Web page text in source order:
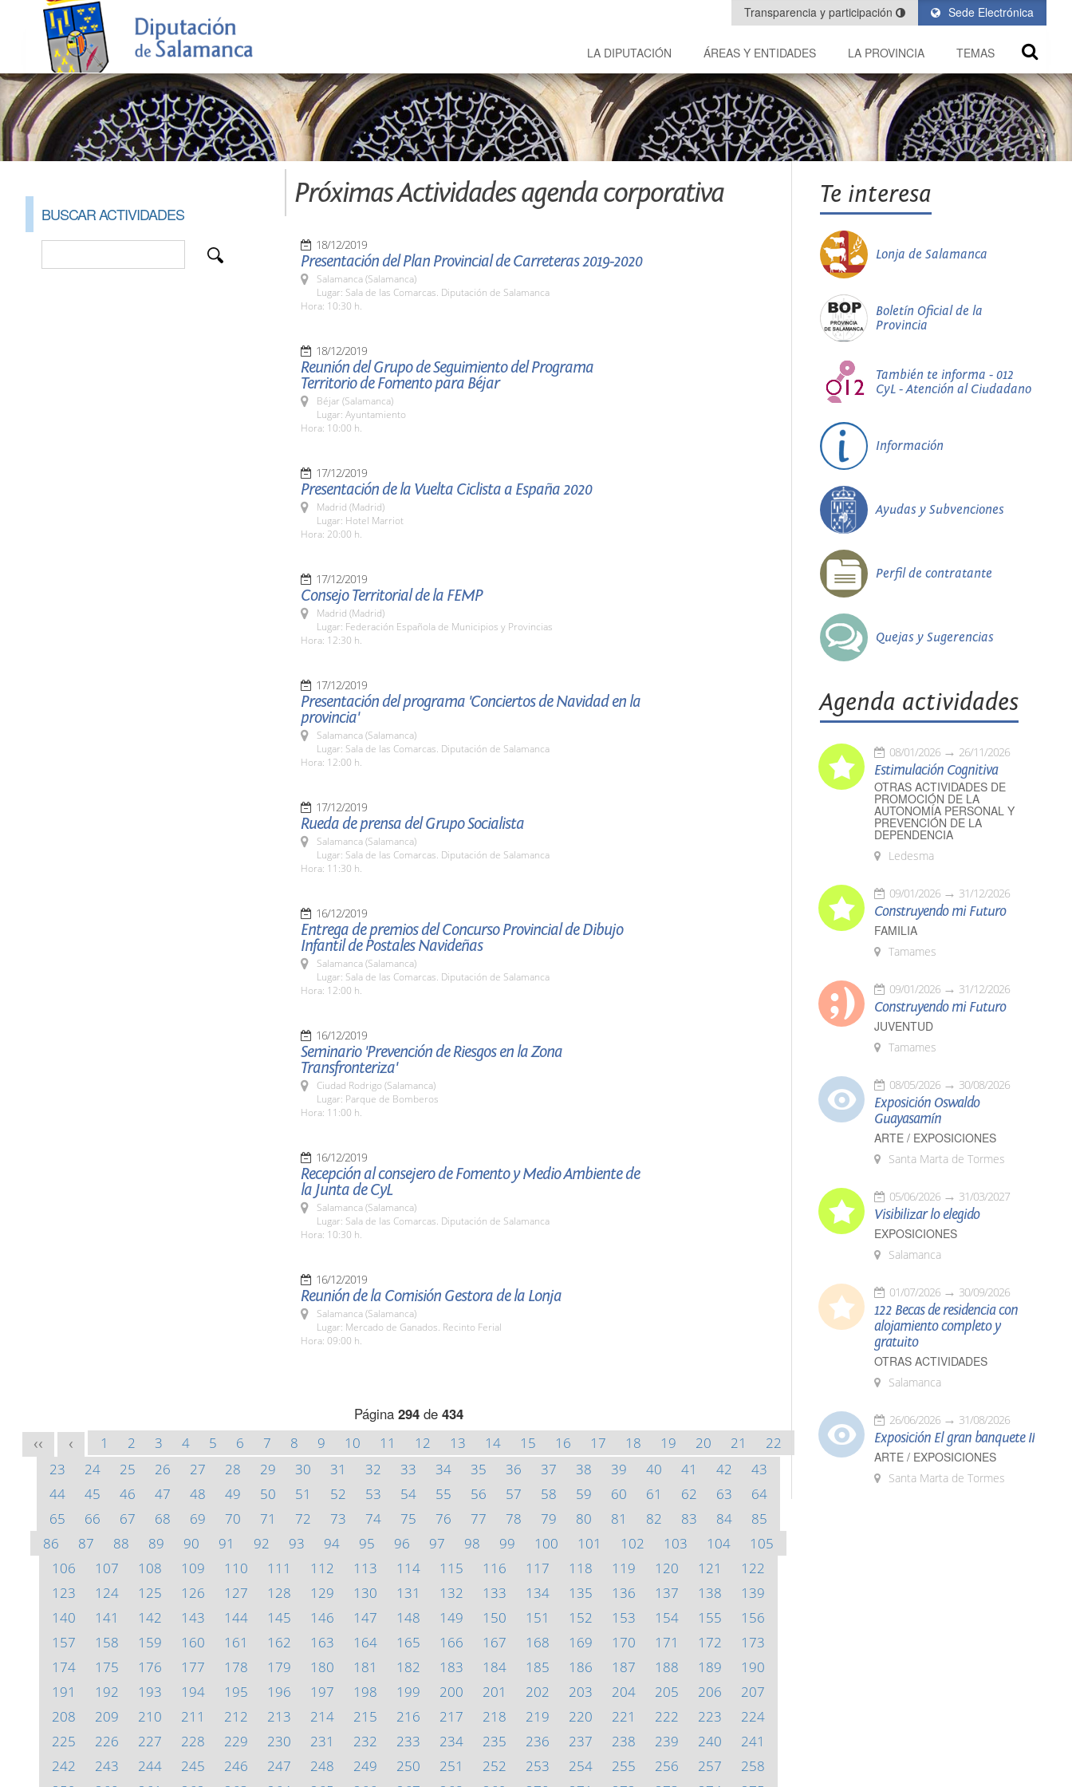
Sede Electrónica
Transparencia y participación
LA DIPUTACIÓN ÁREAS Y ENTIDADES LA PROVINCIA TEMAS
BUSCAR ACTIVIDADES
Próximas Actividades agenda corporativa
18/12/2019
Presentación del Plan Provincial de Carreteras 2019-2020
Salamanca (Salamanca)
Lugar: Sala de las Comarcas. Diputación de Salamanca
Hora: 10:30 h.
18/12/2019
Reunión del Grupo de Seguimiento del Programa
Territorio de Fomento para Béjar
Béjar (Salamanca)
Lugar: Ayuntamiento
Hora: 10:00 h.
17/12/2019
Presentación de la Vuelta Ciclista a España 2020
Madrid (Madrid)
Lugar: Hotel Marriot
Hora: 20:00 h.
17/12/2019
Consejo Territorial de la FEMP
Madrid (Madrid)
Lugar: Federación Española de Municipios y Provincias
Hora: 12:30 h.
17/12/2019
Presentación del programa 'Conciertos de Navidad en la
provincia'
Salamanca (Salamanca)
Lugar: Sala de las Comarcas. Diputación de Salamanca
Hora: 12:00 h.
17/12/2019
Rueda de prensa del Grupo Socialista
Salamanca (Salamanca)
Lugar: Sala de las Comarcas. Diputación de Salamanca
Hora: 11:30 h.
16/12/2019
Entrega de premios del Concurso Provincial de Dibujo
Infantil de Postales Navideñas
Salamanca (Salamanca)
Lugar: Sala de las Comarcas. Diputación de Salamanca
Hora: 12:00 h.
16/12/2019
Seminario 'Prevención de Riesgos en la Zona
Transfronteriza'
Ciudad Rodrigo (Salamanca)
Lugar: Parque de Bomberos
Hora: 11:00 h.
16/12/2019
Recepción al consejero de Fomento y Medio Ambiente de
la Junta de CyL
Salamanca (Salamanca)
Lugar: Sala de las Comarcas. Diputación de Salamanca
Hora: 10:30 h.
16/12/2019
Reunión de la Comisión Gestora de la Lonja
Salamanca (Salamanca)
Lugar: Mercado de Ganados. Recinto Ferial
Hora: 09:00 h.
Página 294de 434
<< < 1 2 3 4 5 6 7 8 9 10 11 12 13 14 15 16 17 18 19 20 21
22
23
24 25 26 27 28 29 30 31 32 33 34 35 36 37 38 39 40 41 42
43
44
45 46 47 48 49 50 51 52 53 54 55 56 57 58 59 60 61 62 63
64
65
66 67 68 69 70 71 72 73 74 75 76 77 78 79 80 81 82 83 84
85
86
87 88 89 90 91 92 93 94 95 96 97 98 99 100 101 102 103 104
105
106
107 108 109 110 111 112 113 114 115 116 117 118 119 120 121
122
123
124 125 126 127 128 129 130 131 132 133 134 135 136 137 138
139
140
141 142 143 144 145 146 147 148 149 150 151 152 153 154 155
156
157
158 159 160 161 162 163 164 165 166 167 168 169 170 171 172
173
174
175 176 177 178 179 180 181 182 183 184 185 186 187 188 189
190
191
192 193 194 195 196 197 198 199 200 201 202 203 204 205 206
207
208
209 210 211 212 213 214 215 216 217 218 219 220 221 222 223
224
225
226 227 228 229 230 231 232 233 234 235 236 237 238 239 240
241
242
243 244 245 246 247 248 249 250 251 252 253 254 255 256 257
258
Te interesa
Lonja de Salamanca
Boletín Oficial de la
Provincia
También te informa - 012
CyL - Atención al Ciudadano
Información
Ayudas y Subvenciones
Perfil de contratante
Quejas y Sugerencias
Agenda actividades
08/01/2026 26/11/2026
Estimulación Cognitiva
OTRAS ACTIVIDADES DE
PROMOCIÓN DE LA
AUTONOMÍA PERSONAL Y
PREVENCIÓN DE LA
DEPENDENCIA
Ledesma
09/01/2026 31/12/2026
Construyendo mi Futuro
FAMILIA
Tamames
09/01/2026 31/12/2026
Construyendo mi Futuro
JUVENTUD
Tamames
08/05/2026 30/08/2026
Exposición Oswaldo
Guayasamín
ARTE / EXPOSICIONES
Santa Marta de Tormes
05/06/2026 31/03/2027
Visibilizar lo elegido
EXPOSICIONES
Salamanca
01/07/2026 30/09/2026
122 Becas de residencia con
alojamiento completo y
gratuito
OTRAS ACTIVIDADES
Salamanca
26/06/2026 31/08/2026
Exposición El gran banquete II
ARTE / EXPOSICIONES
Santa Marta de Tormes